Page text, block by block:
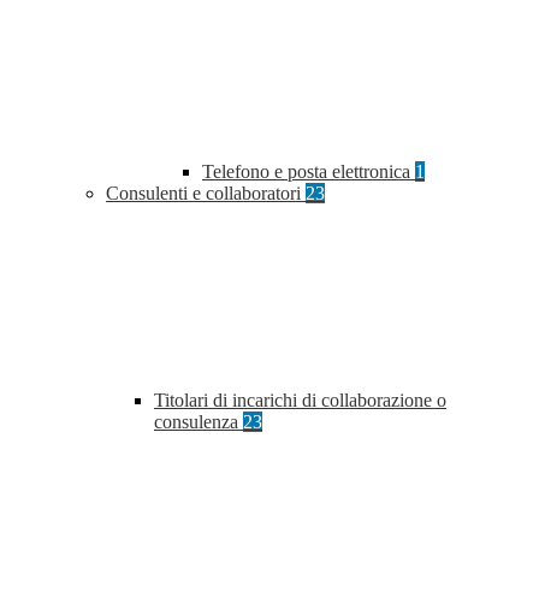
Telefono e posta elettronica 1
Consulenti e collaboratori 23
Titolari di incarichi di collaborazione o
consulenza 23